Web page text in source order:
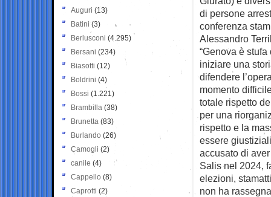
di persone
conferenza
Alessandro
“Genova è
iniziare una
difendere
momento
totale rispetto
per una
rispetto e la
essere
accusato di
Salis nel 2024,
elezioni,
non ha
Auguri (13)
Batini (3)
Berlusconi (4.295)
Bersani (234)
Biasotti (12)
Boldrini (4)
Bossi (1.221)
Brambilla (38)
Brunetta (83)
Burlando (26)
Camogli (2)
canile (4)
Cappello (8)
Caprotti (2)